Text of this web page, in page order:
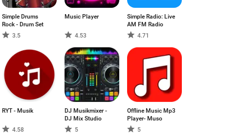
Simple Drums
Rock - Drum Set
3.5
Music Player
4.53
Simple Radio: Live
AM FM Radio
4.71
RYT - Musik
4.58
DJ Musikmixer -
DJ Mix Studio
5
Offline Music Mp3
Player- Muso
5